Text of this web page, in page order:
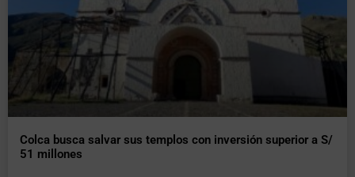
Colca busca salvar sus templos con inversión superior a S/
51 millones